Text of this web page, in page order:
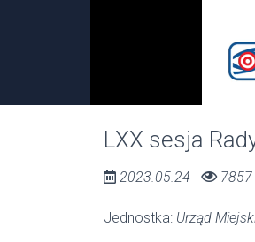
LXX sesja
2023.05.24 7857
Jednostka: Urząd